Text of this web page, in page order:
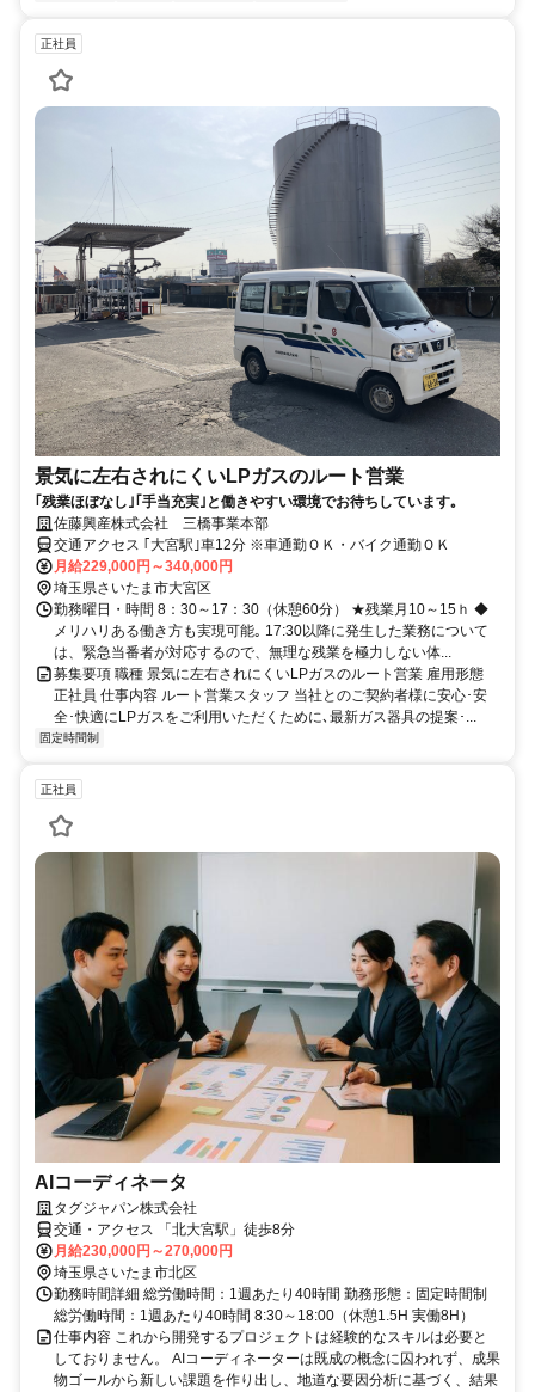
正社員
景気に左右されにくいLPガスのルート営業
｢残業ほぼなし｣｢手当充実｣と働きやすい環境でお待ちしています｡
佐藤興産株式会社 三橋事業本部
交通アクセス ｢大宮駅｣車12分 ※車通勤ＯＫ・バイク通勤ＯＫ
月給229,000円～340,000円
埼玉県さいたま市大宮区
勤務曜日・時間 8：30～17：30（休憩60分） ★残業月10～15ｈ ◆
メリハリある働き方も実現可能｡ 17:30以降に発生した業務について
は、緊急当番者が対応するので、無理な残業を極力しない体...
募集要項 職種 景気に左右されにくいLPガスのルート営業 雇用形態
正社員 仕事内容 ルート営業スタッフ 当社とのご契約者様に安心･安
全･快適にLPガスをご利用いただくために､最新ガス器具の提案･...
固定時間制
正社員
AIコーディネータ
タグジャパン株式会社
交通・アクセス 「北大宮駅」徒歩8分
月給230,000円～270,000円
埼玉県さいたま市北区
勤務時間詳細 総労働時間：1週あたり40時間 勤務形態：固定時間制
総労働時間：1週あたり40時間 8:30～18:00（休憩1.5H 実働8H）
仕事内容 これから開発するプロジェクトは経験的なスキルは必要と
しておりません。 AIコーディネーターは既成の概念に囚われず、成果
物ゴールから新しい課題を作り出し、地道な要因分析に基づく、結果